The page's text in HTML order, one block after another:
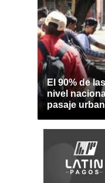
El 90% de
nivel
pasaje